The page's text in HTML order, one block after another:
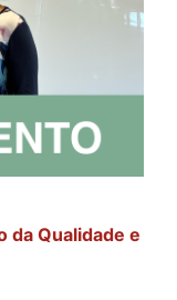
da Qualidade e